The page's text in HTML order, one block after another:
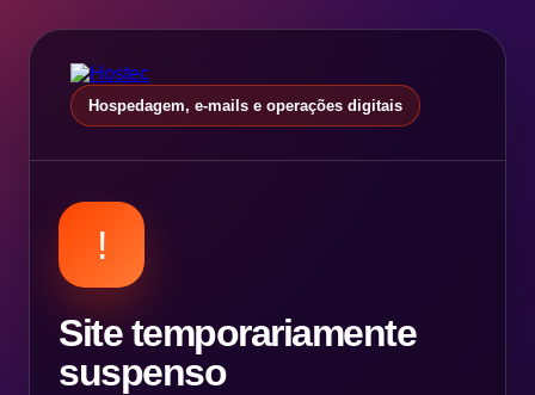
Hospedagem, e-mails e operações digitais
!
Site temporariamente
suspenso